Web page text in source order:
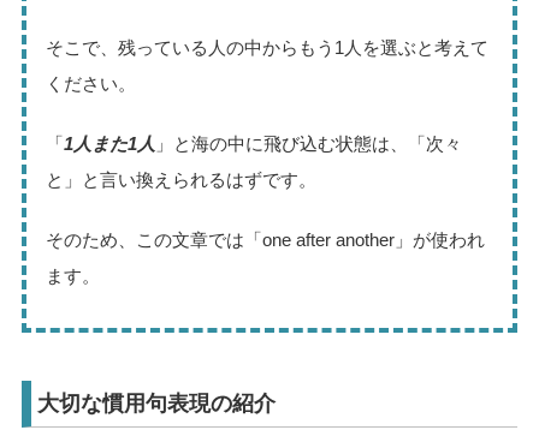
そこで、残っている人の中からもう1人を選ぶと考えて
ください。
「1人また1人 」と海の中に飛び込む状態は、「次々
と」と言い換えられるはずです。
そのため、この文章では「one after another」が使われ
ます。
大切な慣用句表現の紹介